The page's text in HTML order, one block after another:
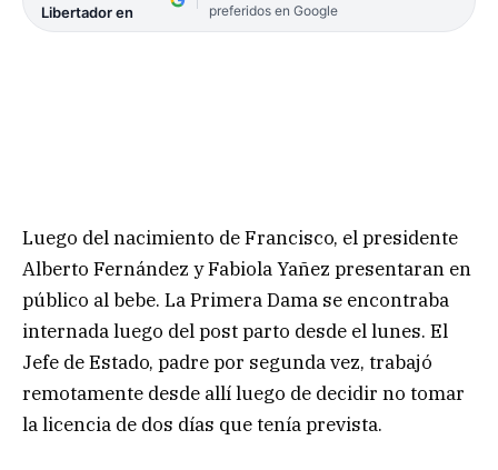
Libertador en
preferidos en Google
Luego del nacimiento de Francisco, el presidente
Alberto Fernández y Fabiola Yañez presentaran en
público al bebe. La Primera Dama se encontraba
internada luego del post parto desde el lunes. El
Jefe de Estado, padre por segunda vez, trabajó
remotamente desde allí luego de decidir no tomar
la licencia de dos días que tenía prevista.